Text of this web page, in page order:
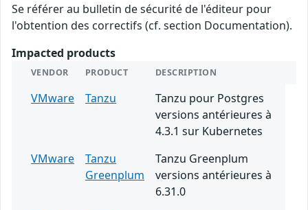
Se référer au bulletin de sécurité de l'éditeur pour
l'obtention des correctifs (cf. section Documentation).
Impacted products
VENDOR PRODUCT DESCRIPTION
VMware Tanzu
Tanzu pour Postgres
versions antérieures à
4.3.1 sur Kubernetes
VMware
Tanzu
Greenplum
Tanzu Greenplum
versions antérieures à
6.31.0